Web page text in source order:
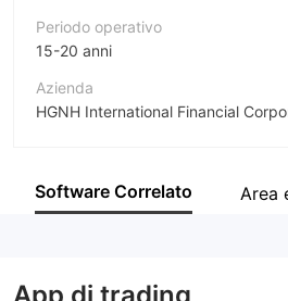
Periodo operativo
15-20 anni
Azienda
HGNH International Financial
Impiegato di azienda
Software Correlato Area